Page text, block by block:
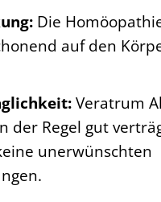
Die
auf den
Veratrum
der Regel gut
unerwünschten